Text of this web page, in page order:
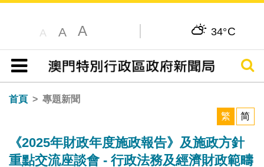
A A A 34°C
目錄
搜尋
首頁
專題新聞
繁
简
《2025年財政年度施政報告》及施政方針
重點交流座談會 - 行政法務及經濟財政範疇